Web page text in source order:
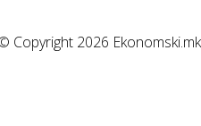
Copyright 2026 Ekonomski.mk